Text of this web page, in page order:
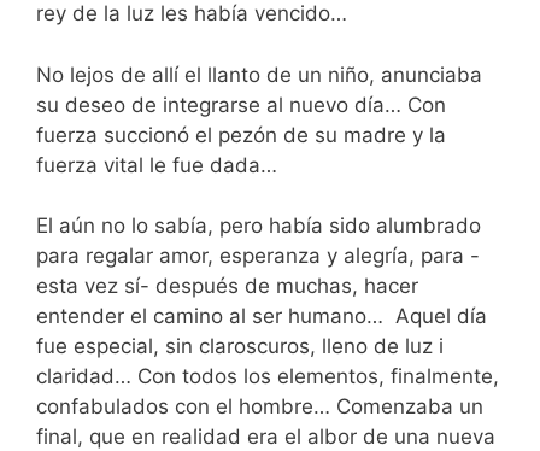
rey de la luz les había vencido…
No lejos de allí el llanto de un niño, anunciaba
su deseo de integrarse al nuevo día… Con
fuerza succionó el pezón de su madre y la
fuerza vital le fue dada…
El aún no lo sabía, pero había sido alumbrado
para regalar amor, esperanza y alegría, para -
esta vez sí- después de muchas, hacer
entender el camino al ser humano… Aquel día
fue especial, sin claroscuros, lleno de luz i
claridad… Con todos los elementos, finalmente,
confabulados con el hombre… Comenzaba un
final, que en realidad era el albor de una nueva